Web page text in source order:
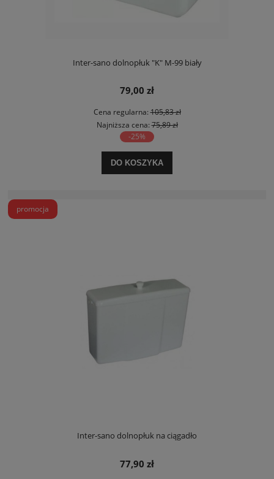
Inter-sano dolnopłuk "K" M-99 biały
79,00 zł
Cena regularna:105,83 zł
Najniższa cena:75,89 zł
-25%
DO KOSZYKA
Inter-sano dolnopłuk na ciągadło
77,90 zł
promocja